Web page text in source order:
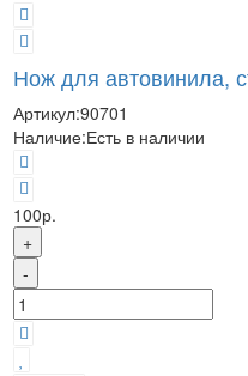
Нож для автовинила,
Артикул:90701
Наличие:Есть в наличии
100р.
+
-